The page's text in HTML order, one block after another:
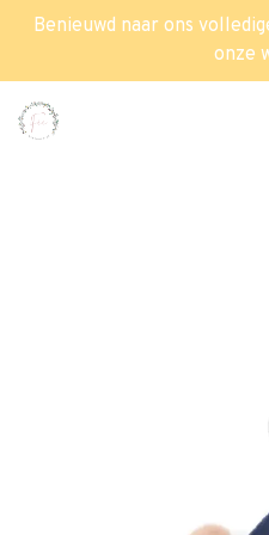
Benieuwd naar ons
onze